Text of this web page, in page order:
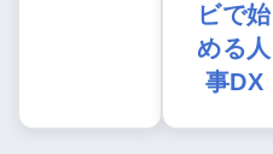
ビで始
める人
事DX